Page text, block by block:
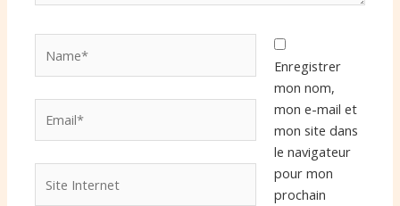
Internet
Enregistrer
mon nom,
mon e-mail et
mon site dans
le navigateur
pour mon
prochain